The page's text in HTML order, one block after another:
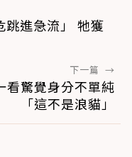
跳進急流」 牠獲
下一篇 →
看驚覺身分不單純
「這不是浪貓」